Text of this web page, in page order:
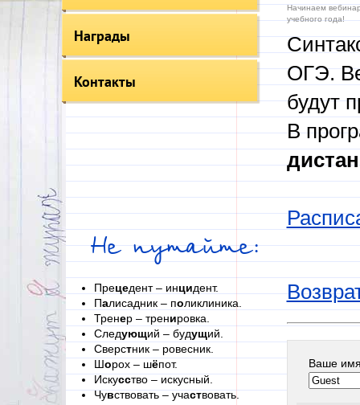
Награды
Контакты
Не путайте:
Прецедент – инцидент.
Палисадник – поликлиника.
Тренер – тренировка.
Следующий – будущий.
Сверстник – ровесник.
Шорох – шёпот.
Искусство – искусный.
Чувствовать – участвовать.
Начинаем
учебного года!
ОГЭ.
будут
В
Ваше